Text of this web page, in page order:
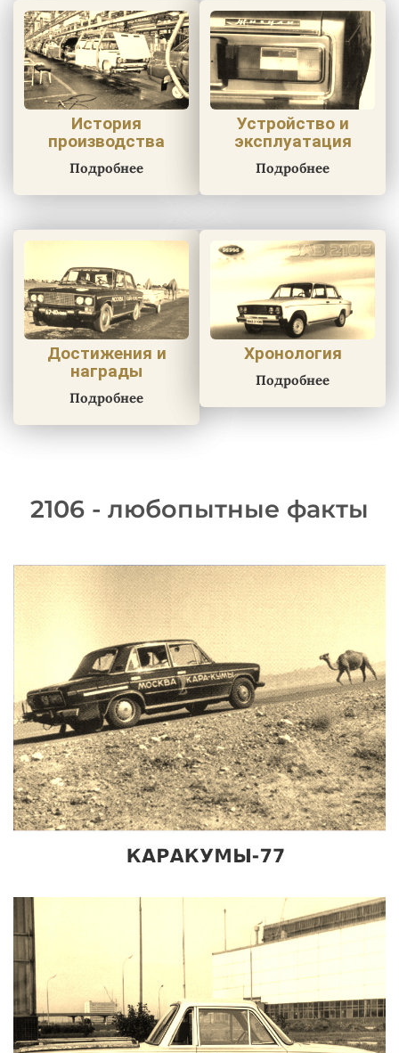
История
производства
Подробнее
Устройство и
эксплуатация
Подробнее
Достижения и
награды
Подробнее
Хронология
Подробнее
2106 - любопытные факты